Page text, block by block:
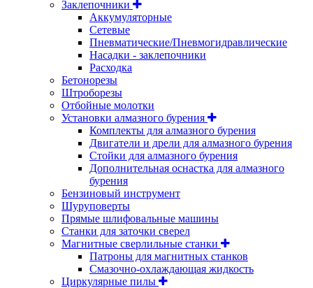
Заклепочники
Аккумуляторные
Сетевые
Пневматические/Пневмогидравлические
Насадки - заклепочники
Расходка
Бетонорезы
Штроборезы
Отбойные молотки
Установки алмазного бурения
Комплекты для алмазного бурения
Двигатели и дрели для алмазного бурения
Стойки для алмазного бурения
Дополнительная оснастка для алмазного
бурения
Бензиновый инструмент
Шуруповерты
Прямые шлифовальные машины
Станки для заточки сверел
Магнитные сверлильные станки
Патроны для магнитных станков
Смазочно-охлаждающая жидкость
Циркулярные пилы